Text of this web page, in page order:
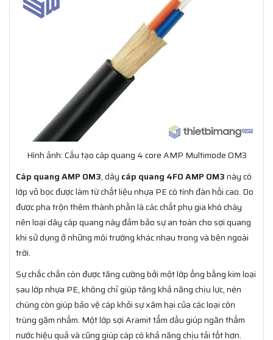
Hình ảnh: Cấu tạo cáp quang 4 core AMP Multimode OM3
Cáp quang AMP OM3, dây cáp quang 4FO AMP OM3này có
lớp vỏ bọc được làm từ chất liệu nhựa PE có tính đàn hồi cao. Do
được pha trộn thêm thành phần là các chất phụ gia khó cháy
nên loại dây cáp quang này đảm bảo sự an toàn cho sợi quang
khi sử dụng ở những môi trường khác nhau trong và bên ngoài
trời.
Sự chắc chắn còn được tăng cường bởi một lớp ống bằng kim loại
sau lớp nhựa PE, không chỉ giúp tăng khả năng chịu lực, nén
chúng còn giúp bảo vệ cáp khỏi sự xâm hại của các loại côn
trùng gặm nhấm. Một lớp sợi Aramit tẩm dầu giúp ngăn thấm
nước hiệu quả và cũng giúp cáp có khả năng chịu tải tốt hơn.